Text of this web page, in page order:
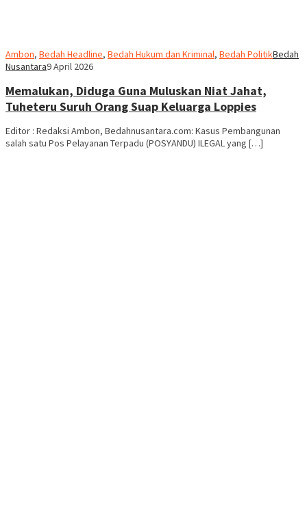
Ambon, Bedah Headline, Bedah Hukum dan Kriminal, Bedah PolitikBedah
Nusantara9 April 2026
Memalukan, Diduga Guna Muluskan Niat Jahat,
Tuheteru Suruh Orang Suap Keluarga Loppies
Editor : Redaksi Ambon, Bedahnusantara.com: Kasus Pembangunan
salah satu Pos Pelayanan Terpadu (POSYANDU) ILEGAL yang […]